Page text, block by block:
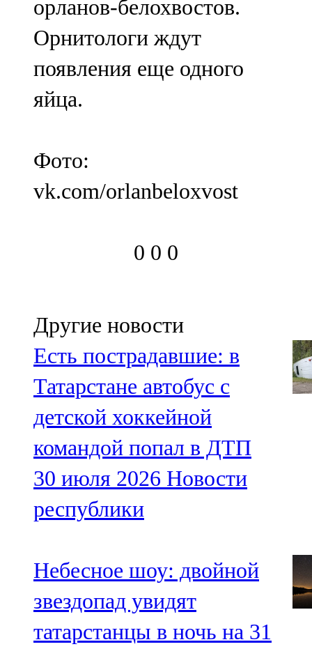
орланов-белохвостов.
Орнитологи ждут
появления еще одного
яйца.
Фото:
vk.com/orlanbeloxvost
0 0 0
Другие новости
Есть пострадавшие: в
Татарстане автобус с
детской хоккейной
командой попал в ДТП
30 июля 2026 Новости
республики
Небесное шоу: двойной
звездопад увидят
татарстанцы в ночь на 31